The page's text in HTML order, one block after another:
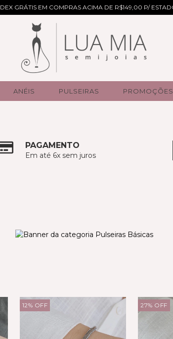
GRÁTIS EM COMPRAS ACIMA DE R$149,00 P/
ANÉIS PULSEIRAS PROMOÇÕES
PAGAMENTO
Em até 6x sem juros
12% OFF 27% OFF